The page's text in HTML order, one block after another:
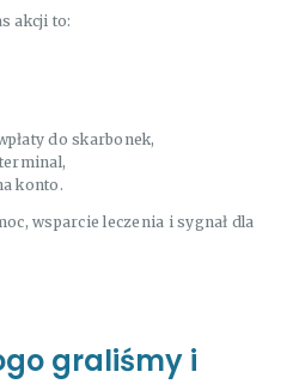
akcji to:
do skarbonek,
konto.
wsparcie leczenia i sygnał dla
graliśmy i